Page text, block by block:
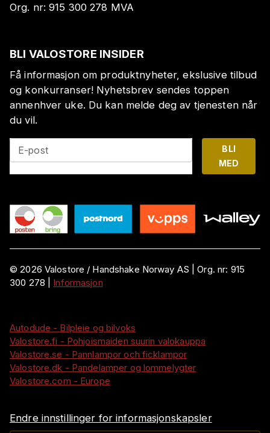
Org. nr:915 300 278 MVA
BLI VALOSTORE INSIDER
Få informasjon om produktnyheter, ekslusive tilbud
og konkurranser! Nyhetsbrev sendes toppen
annenhver uke. Du kan melde deg av tjenesten når
du vil.
E-post
BLI
MED
©2026 Valostore / Handshake Norway AS |Org. nr: 915
300 278
Informasjon
Autodude - Bilpleie og bilvoks
Valostore.fi - Pohjoismaiden suurin valokauppa
Valostore.se - Pannlampor och ficklampor
Valostore.dk - Pandelamper og lommelygter
Valostore.com - Europe
Endre innstillinger for informasjonskapsler